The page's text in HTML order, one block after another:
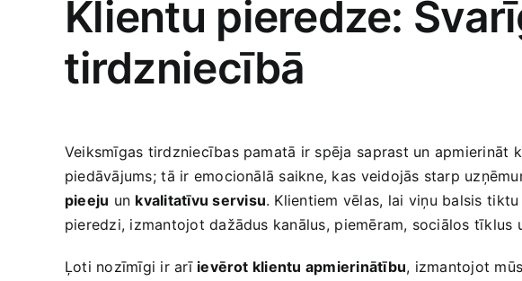
Klientu pieredze:
⁣tirdzniecībā
Veiksmīgas tirdzniecības pamatā ir ‍spēja⁣ saprast un⁢
piedāvājums;⁢ tā‌ ir emocionālā ‍saikne, kas ⁢veidojās starp
pieeju un kvalitatīvu servisu. Klientiem vēlas,⁣ lai ⁤viņu​ balsis
pieredzi, izmantojot‍ dažādus kanālus, ⁣piemēram, sociālos‍ tīklus
Ļoti‍ nozīmīgi ir arī ievērot klientu apmierinātību,⁤ izmantojot